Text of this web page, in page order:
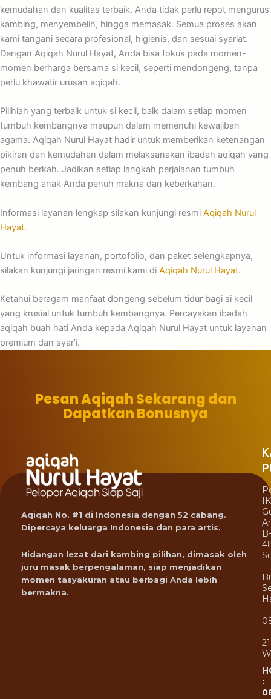
kemudahan dan kualitas terbaik. Anda tidak perlu repot mengurus
kambing, menyembelih, hingga memasak. Semua proses akan
kami tangani secara profesional, higienis, dan sesuai syariat.
Dengan Aqiqah Nurul Hayat, Anda bisa fokus pada momen-
momen berharga bersama si kecil, seperti mendongeng, tanpa
perlu khawatir urusan aqiqah.
Pilihlah yang terbaik untuk si kecil, baik dalam setiap momen
tumbuh kembangnya maupun dalam memenuhi kewajiban
agama. Aqiqah Nurul Hayat hadir untuk memberikan ketenangan
pikiran dan kemudahan dalam melaksanakan ibadah aqiqah yang
penuh berkah. Jadikan setiap langkah perjalanan tumbuh
kembang anak Anda penuh makna dan keberkahan.
Informasi layanan lengkap silakan kunjungi resmi Aqiqah Nurul
Hayat.
Untuk informasi layanan, portofolio, dan paket selengkapnya,
silakan kunjungi jaringan resmi kami di Aqiqah Nurul Hayat.
Ketahui beragam manfaat dongeng sebelum tidur bagi si kecil
yang krusial untuk tumbuh kembangnya. Percayakan ibadah
aqiqah buah hati Anda kepada Aqiqah Nurul Hayat untuk layanan
premium dan syar’i.
Pesan Aqiqah Sekarang dan
Dapatkan Bonusnya
Aqiqah No. #1 di Indonesia dengan 52 cabang.
Dipercaya keluarga Indonesia dan para artis.
Hidangan lezat dari kambing pilihan, dimasak oleh
juru masak berpengalaman, siap menjadikan
momen tasyakuran atau berbagi Anda lebih
bermakna.
B-
:
-
: